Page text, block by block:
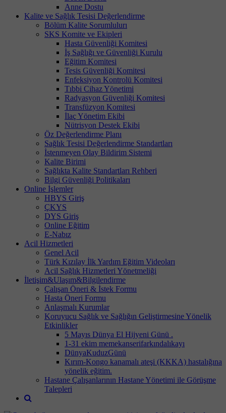
Anne Dostu
Kalite ve Sağlık Tesisi Değerlendirme
Bölüm Kalite Sorumlulurı
SKS Komite ve Ekipleri
Hasta Güvenliği Komitesi
İş Sağlığı ve Güvenliği Kurulu
Eğitim Komitesi
Tesis Güvenliği Komitesi
Enfeksiyon Kontrolü Komitesi
Tıbbi Cihaz Yönetimi
Radyasyon Güvenliği Komitesi
Transfüzyon Komitesi
İlaç Yönetim Ekibi
Nütrisyon Destek Ekibi
Öz Değerlendirme Planı
Sağlık Tesisi Değerlendirme Standartları
İstenmeyen Olay Bildirim Sistemi
Kalite Birimi
Sağlıkta Kalite Standartları Rehberi
Bilgi Güvenliği Politikaları
Online İşlemler
HBYS Giriş
ÇKYS
DYS Giriş
Online Eğitim
E-Nabız
Acil Hizmetleri
Genel Acil
Türk Kızılay İlk Yardım Eğitim Videoları
Acil Sağlık Hizmetleri Yönetmeliği
İletişim&Ulaşım&Bilgilendirme
Çalışan Öneri & İstek Formu
Hasta Öneri Formu
Anlaşmalı Kurumlar
Koruyucu Sağlık ve Sağlığın Geliştirmesine Yönelik
Etkinlikler
5 Mayıs Dünya El Hijyeni Günü .
1-31 ekim memekanserifarkındalıkayı
DünyaKuduzGünü
Kırım-Kongo kanamalı ateşi (KKKA) hastalığına
yönelik eğitim.
Hastane Çalışanlarının Hastane Yönetimi ile Görüşme
Talepleri